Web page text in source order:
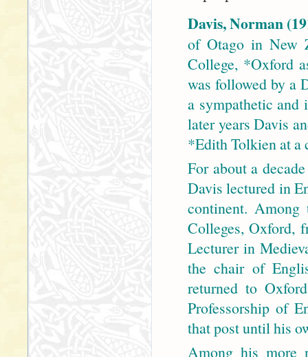
Davis, Norman
of Otago in New
College, *Oxford
was followed by a
a sympathetic and
later years Davis
*Edith Tolkien at a
For about a
Davis lectured in
continent. Among
Colleges, Oxford,
Lecturer in
the chair of
returned to
Professorship of
that post until his
Among his more